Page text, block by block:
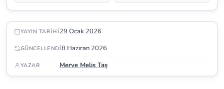
YAYIN TARIHI29 Ocak 2026
GÜNCELLENDI8 Haziran 2026
YAZAR Merve Melis Taş